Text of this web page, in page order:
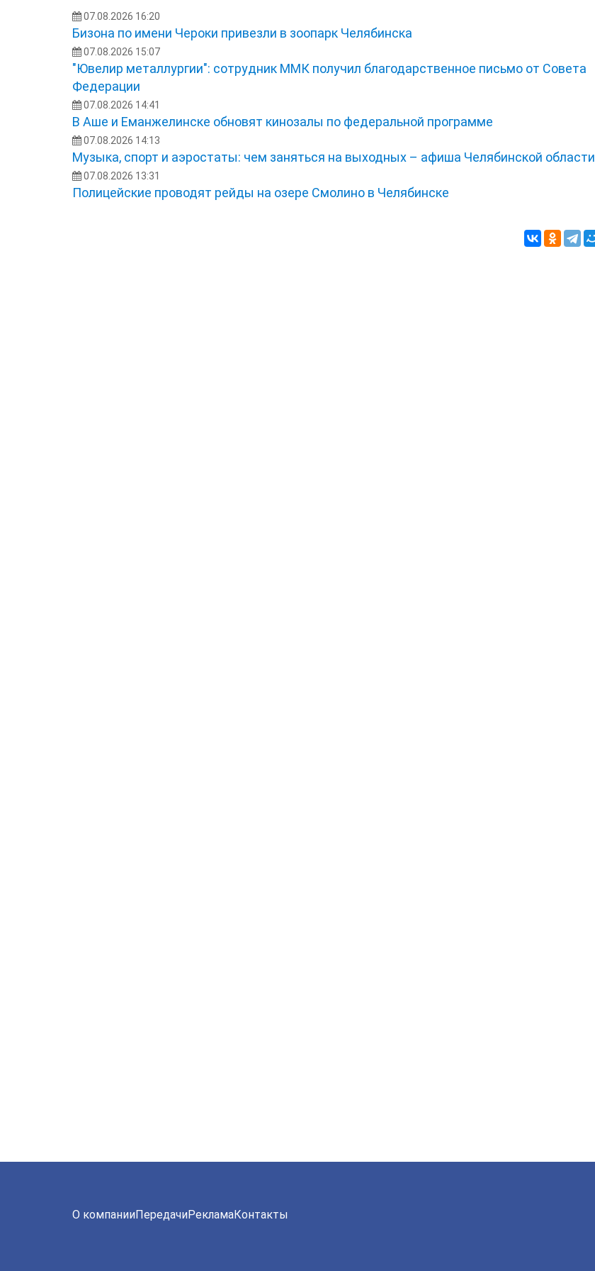
07.08.2026 16:20
Бизона по имени Чероки привезли в зоопарк Челябинска
07.08.2026 15:07
"Ювелир металлургии": сотрудник ММК получил благодарственное письмо от Совета
Федерации
07.08.2026 14:41
В Аше и Еманжелинске обновят кинозалы по федеральной программе
07.08.2026 14:13
Музыка, спорт и аэростаты: чем заняться на выходных – афиша Челябинской области
07.08.2026 13:31
Полицейские проводят рейды на озере Смолино в Челябинске
О компанииПередачиРекламаКонтакты